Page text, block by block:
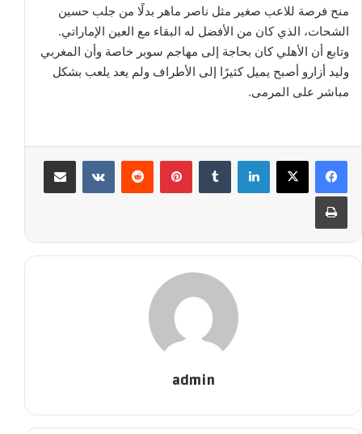
منح فرصة للاعب صغير مثل ناصر ماهر بدلًا من جلب حسين
الشحات، الذي كان من الأفضل له البقاء مع العين الإماراتي.
وتابع أن الأهلي كان بحاجة إلى مهاجم سوبر خاصة وأن المغربي
وليد أزارو أصبح يميل كثيرًا إلى الأطراف ولم يعد يلعب بشكل
مباشر على المرمى.
لينكدإن بينتيريست
admin